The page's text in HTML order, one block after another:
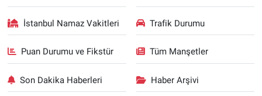
İstanbul Namaz Vakitleri Trafik Durumu
Puan Durumu ve Fikstür Tüm Manşetler
Son Dakika Haberleri Haber Arşivi